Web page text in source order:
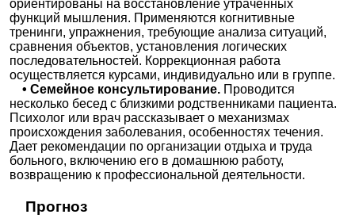
ориентированы на восстановление утраченных
функций мышления. Применяются когнитивные
тренинги, упражнения, требующие анализа ситуаций,
сравнения объектов, установления логических
последовательностей. Коррекционная работа
осуществляется курсами, индивидуально или в группе.
• Семейное консультирование. Проводится
несколько бесед с близкими родственниками пациента.
Психолог или врач рассказывает о механизмах
происхождения заболевания, особенностях течения.
Дает рекомендации по организации отдыха и труда
больного, включению его в домашнюю работу,
возвращению к профессиональной деятельности.
Прогноз